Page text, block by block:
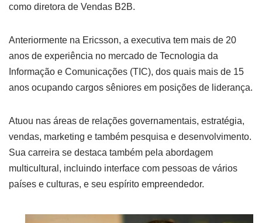
como diretora de Vendas B2B.
Anteriormente na Ericsson, a executiva tem mais de 20
anos de experiência no mercado de Tecnologia da
Informação e Comunicações (TIC), dos quais mais de 15
anos ocupando cargos sêniores em posições de liderança.
Atuou nas áreas de relações governamentais, estratégia,
vendas, marketing e também pesquisa e desenvolvimento.
Sua carreira se destaca também pela abordagem
multicultural, incluindo interface com pessoas de vários
países e culturas, e seu espírito empreendedor.